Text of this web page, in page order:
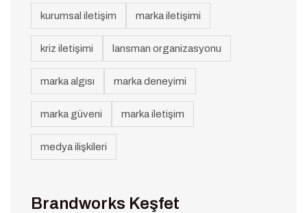
kurumsal iletişim marka iletişimi
kriz iletişimi lansman organizasyonu
marka algısı marka deneyimi
marka güveni marka iletişim
medya ilişkileri
Brandworks Keşfet